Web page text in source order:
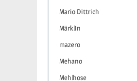
Mario Dittrich
Märklin
mazero
Mehano
Mehlhose